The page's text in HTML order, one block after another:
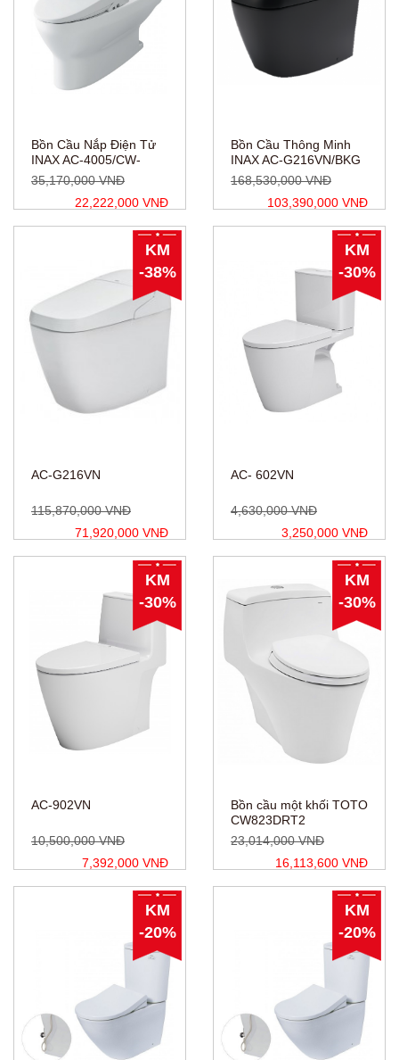
Bồn Cầu Nắp Điện Tử
INAX AC-4005/CW-
KB22AVN
35,170,000 VNĐ
22,222,000 VNĐ
Bồn Cầu Thông Minh
INAX AC-G216VN/BKG
(ACG216VN)
168,530,000 VNĐ
103,390,000 VNĐ
KM
-38%
AC-G216VN
115,870,000 VNĐ
71,920,000 VNĐ
KM
-30%
AC- 602VN
4,630,000 VNĐ
3,250,000 VNĐ
KM
-30%
AC-902VN
10,500,000 VNĐ
7,392,000 VNĐ
KM
-30%
Bồn cầu một khối TOTO
CW823DRT2
23,014,000 VNĐ
16,113,600 VNĐ
KM
-20%
KM
-20%